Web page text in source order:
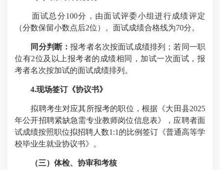
面试总分100分，由面试评委小组进行成绩评定
（分数保留小数点后2位）。面试成绩合格线为70分。
同分判断：报考者名次按面试成绩排列；若同一职
位有2位及以上报考者的成绩相同，加试一次面试，报
考者名次按加试的面试成绩排列。
4.现场签订《协议书》
拟聘考生对应其所报考的职位，根据《大田县2025
年公开招聘紧缺急需专业教师岗位信息表》，应聘者面
试成绩按照职位拟招聘人数1:1 的比例签订《普通高等学
校毕业生就业协议书》。
（三）体检、协审和考核